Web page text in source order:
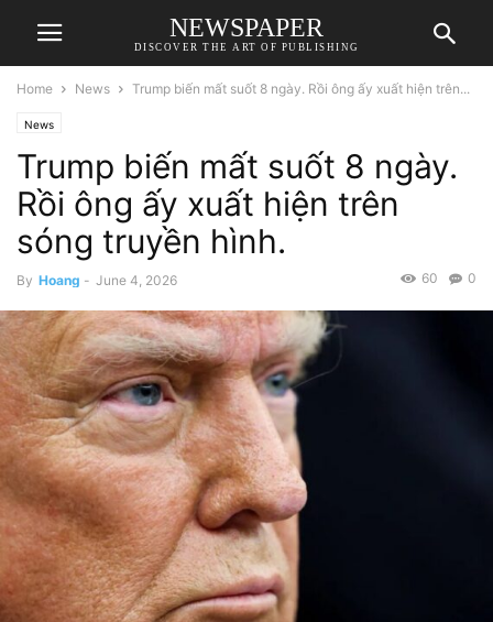
NEWSPAPER
DISCOVER THE ART OF PUBLISHING
Home News Trump biến mất suốt 8 ngày. Rồi ông ấy xuất hiện trên...
News
Trump biến mất suốt 8 ngày.
Rồi ông ấy xuất hiện trên
sóng truyền hình.
By Hoang - June 4, 2026 0
60